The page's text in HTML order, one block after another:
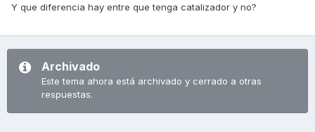
Y que diferencia hay entre que tenga catalizador y no?
Archivado
Este tema ahora está archivado y cerrado a otras
respuestas.